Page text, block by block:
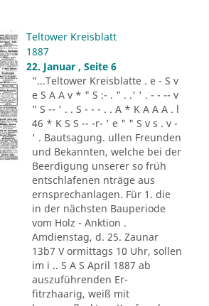
Teltower Kreisblatt
1887
22. Januar , Seite 6
"...Teltower Kreisblatte . e - S v
e S A A v * " S :- . " . .' ' . - - -- v
" S -- ' . . S - - - . . A * K A A A . l
46 * K S S -- -r- ' e " " S v s . v -
' . Bautsagung. ullen Freunden
und Bekannten, welche bei der
Beerdigung unserer so früh
entschlafenen nträge aus
ernsprechanlagen. Für 1. die
in der nächsten Bauperiode
vom Holz - Anktion .
Amdienstag, d. 25. Zaunar
13b7 V ormittags 10 Uhr, sollen
im i .. S A S April 1887 ab
auszuführenden Er-
fitrzhaarig, weiß mit